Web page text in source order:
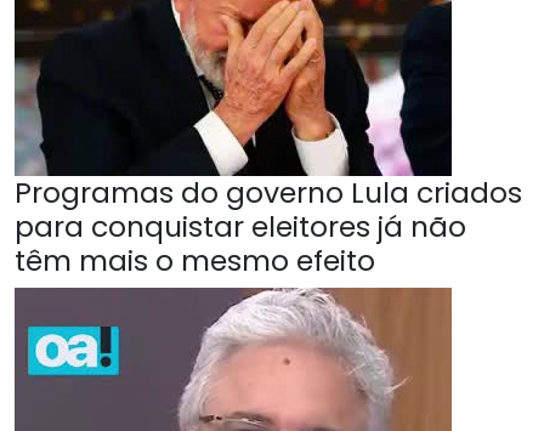
Programas do governo Lula criados
para conquistar eleitores já não
têm mais o mesmo efeito